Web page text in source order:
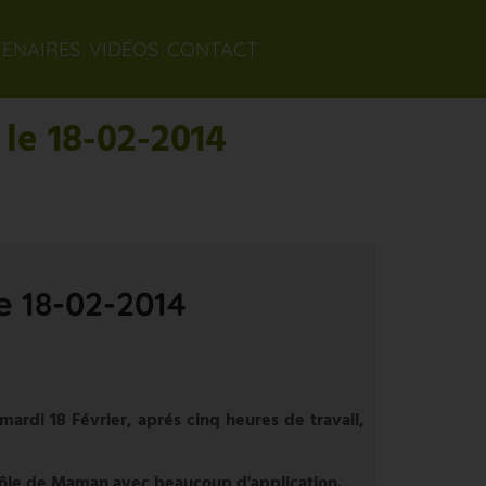
VIDÉOS CONTACT
18-02-2014
18-02-2014
18 Février, aprés cinq heures de travail,